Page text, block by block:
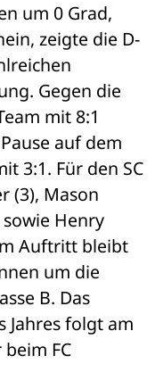
um 0 Grad,
zeigte die D-
Gegen die
mit 8:1
auf dem
3:1. Für den SC
(3), Mason
sowie Henry
Auftritt bleibt
um die
B. Das
Jahres folgt am
FC